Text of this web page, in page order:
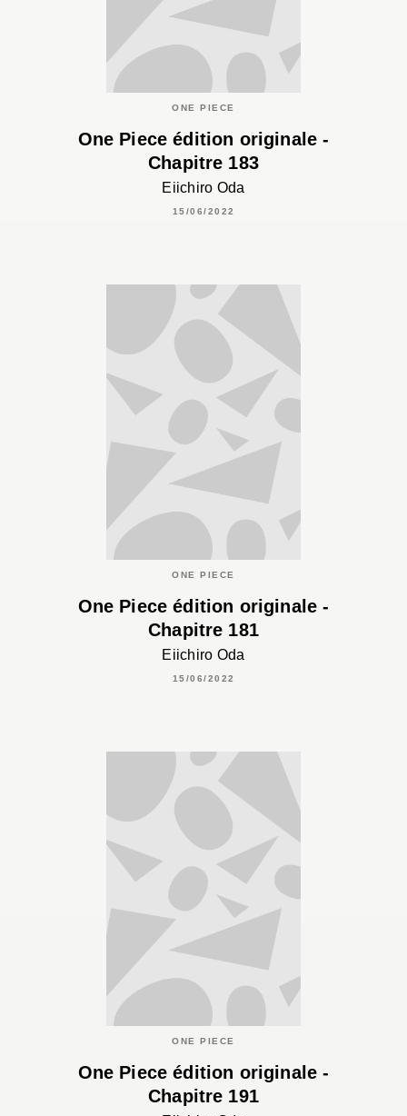
ONE PIECE
One Piece édition originale -
Chapitre 183
Eiichiro Oda
15/06/2022
ONE PIECE
One Piece édition originale -
Chapitre 181
Eiichiro Oda
15/06/2022
ONE PIECE
One Piece édition originale -
Chapitre 191